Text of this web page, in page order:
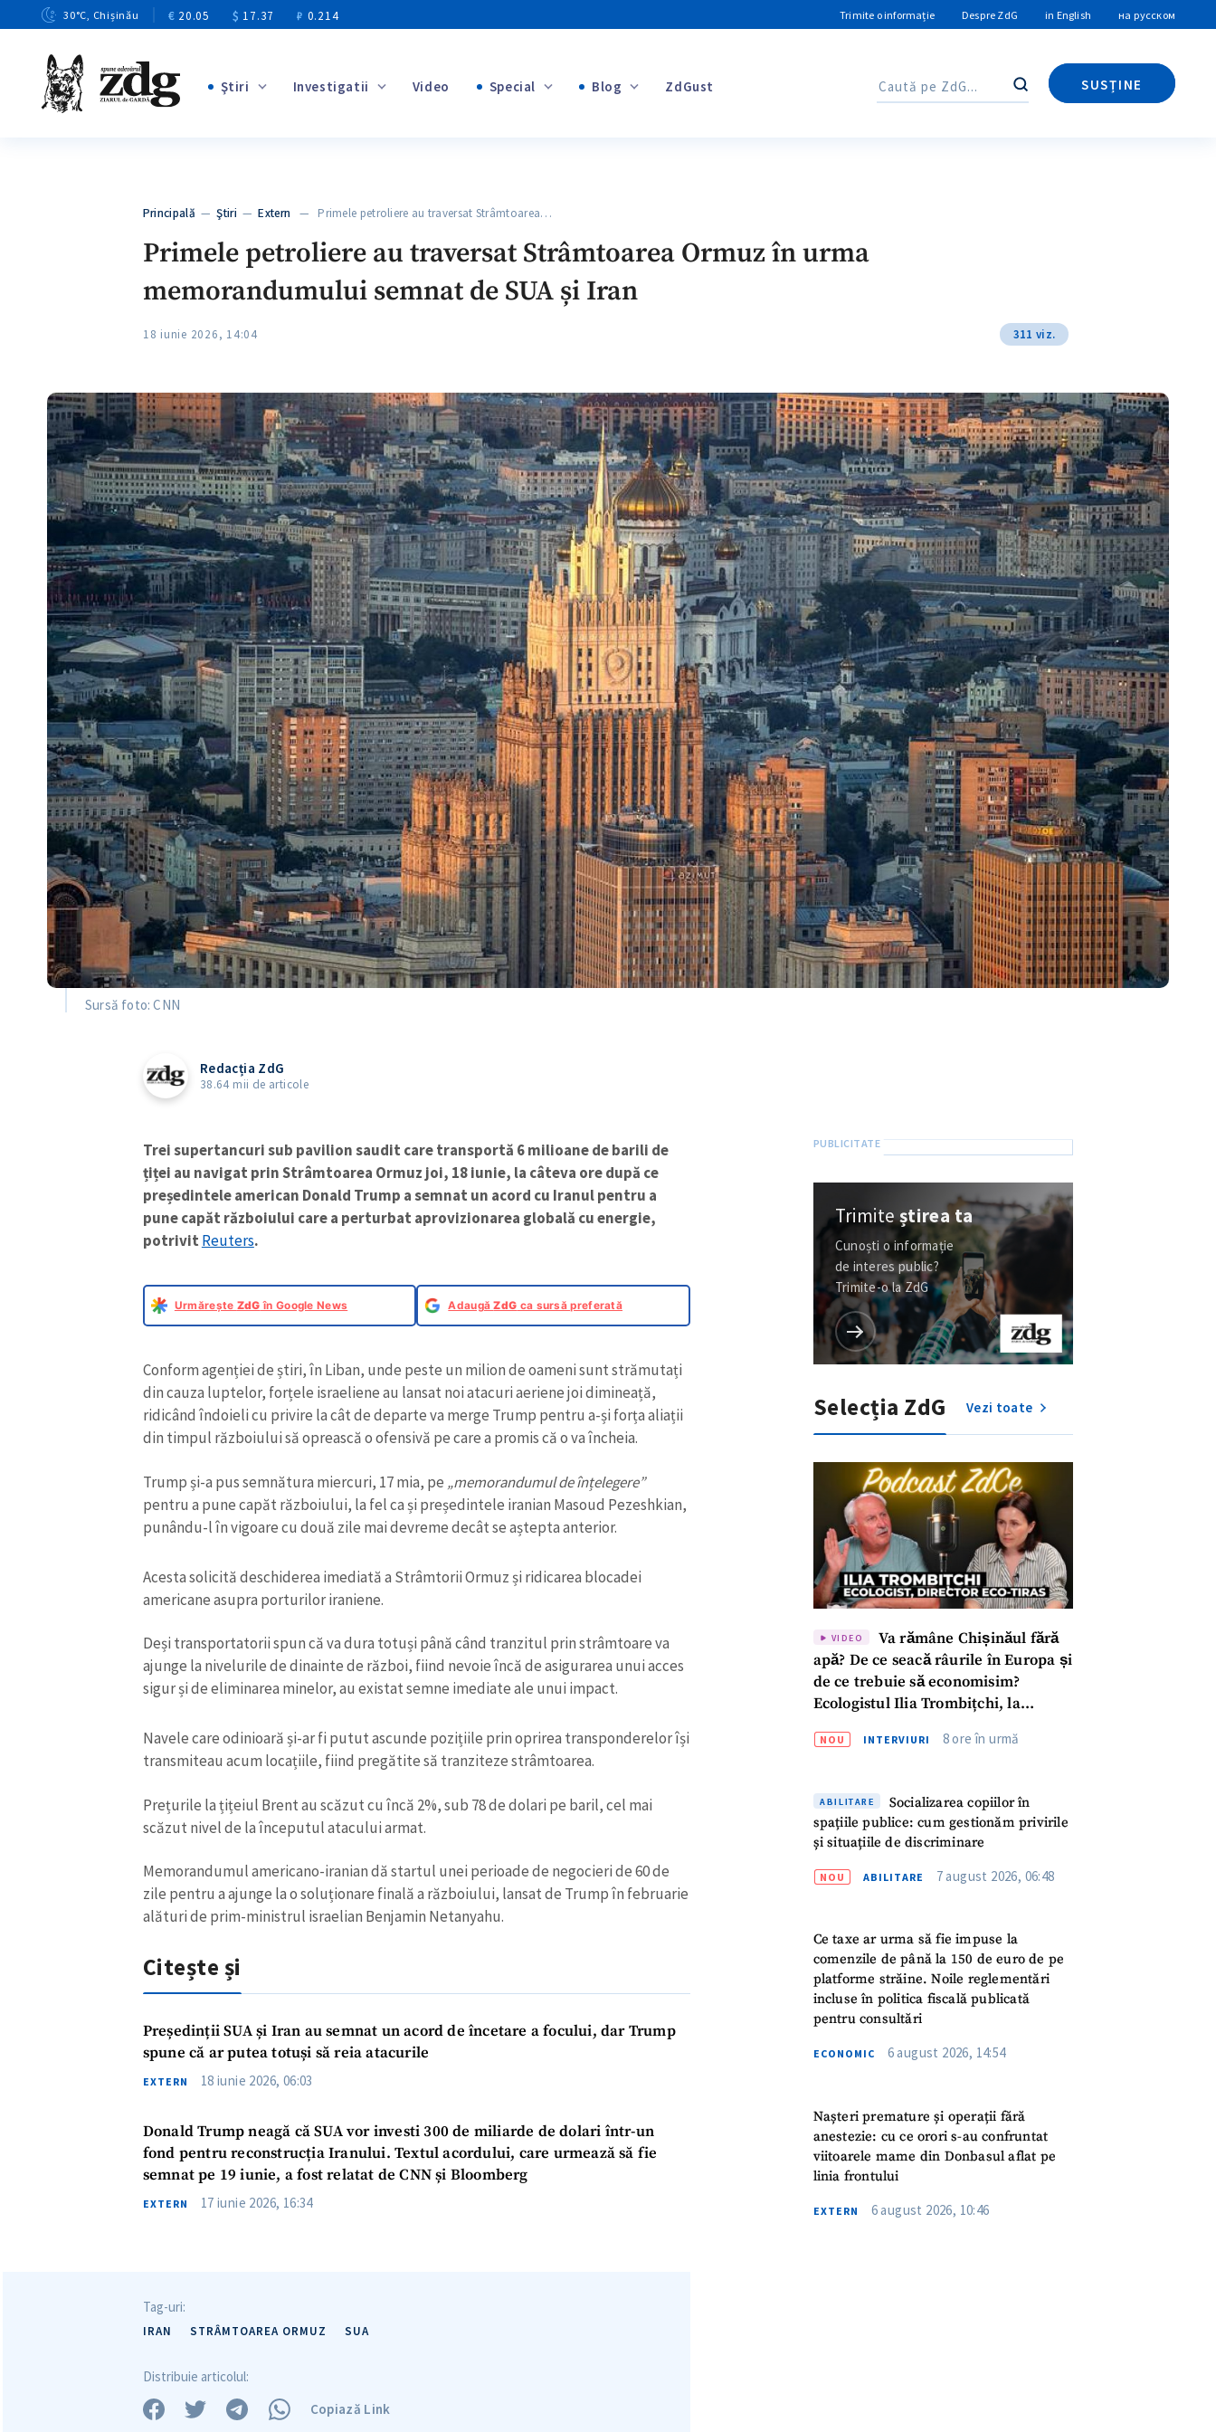
30°C, Chișinău € 20.05 $ 17.37 ₽ 0.214 Trimite o informație Despre ZdG in English на русском
Ştiri Investigatii Video Special Blog ZdGust Caută
SUSȚINE
Caută
Principală —Ştiri —Extern — Primele petroliere au traversat Strâmtoarea…
Primele petroliere au traversat Strâmtoarea Ormuz în urma
memorandumului semnat de SUA și Iran
18 iunie 2026, 14:04 311 viz.
Sursă foto: CNN
Redacția ZdG
38.64 mii de articole
Trei supertancuri sub pavilion saudit care transportă 6 milioane de barili de
țiței au navigat prin Strâmtoarea Ormuz joi, 18 iunie, la câteva ore după ce
președintele american Donald Trump a semnat un acord cu Iranul pentru a
pune capăt războiului care a perturbat aprovizionarea globală cu energie,
potrivit Reuters.
Urmărește ZdG în Google News AdaugăZdG ca sursă preferată
Conform agenției de știri, în Liban, unde peste un milion de oameni sunt strămutați
din cauza luptelor, forțele israeliene au lansat noi atacuri aeriene joi dimineață,
ridicând îndoieli cu privire la cât de departe va merge Trump pentru a-și forța aliații
din timpul războiului să oprească o ofensivă pe care a promis că o va încheia.
Trump și-a pus semnătura miercuri, 17 mia, pe „memorandumul de înțelegere”
pentru a pune capăt războiului, la fel ca și președintele iranian Masoud Pezeshkian,
punându-l în vigoare cu două zile mai devreme decât se aștepta anterior.
Acesta solicită deschiderea imediată a Strâmtorii Ormuz și ridicarea blocadei
americane asupra porturilor iraniene.
Deși transportatorii spun că va dura totuși până când tranzitul prin strâmtoare va
ajunge la nivelurile de dinainte de război, fiind nevoie încă de asigurarea unui acces
sigur și de eliminarea minelor, au existat semne imediate ale unui impact.
Navele care odinioară și-ar fi putut ascunde pozițiile prin oprirea transponderelor își
transmiteau acum locațiile, fiind pregătite să tranziteze strâmtoarea.
Prețurile la țițeiul Brent au scăzut cu încă 2%, sub 78 de dolari pe baril, cel mai
scăzut nivel de la începutul atacului armat.
Memorandumul americano-iranian dă startul unei perioade de negocieri de 60 de
zile pentru a ajunge la o soluționare finală a războiului, lansat de Trump în februarie
alături de prim-ministrul israelian Benjamin Netanyahu.
Citește și
Președinții SUA și Iran au semnat un acord de încetare a focului, dar Trump
spune că ar putea totuși să reia atacurile
EXTERN 18 iunie 2026, 06:03
Donald Trump neagă că SUA vor investi 300 de miliarde de dolari într-un
fond pentru reconstrucția Iranului. Textul acordului, care urmează să fie
semnat pe 19 iunie, a fost relatat de CNN și Bloomberg
EXTERN 17 iunie 2026, 16:34
Tag-uri:
IRAN STRÂMTOAREA ORMUZ SUA
Distribuie articolul:
Copiază Link
Trimiteștirea ta
Cunoști o informație
de interes public?
Trimite-o la ZdG
Selecția ZdG Vezi toate
VIDEO
Va rămâne Chișinăul fără
apă? De ce seacă râurile în Europa și
de ce trebuie să economisim?
Ecologistul Ilia Trombițchi, la
NOU INTERVIURI 8 ore în urmă
ABILITARE
Socializarea copiilor în
spațiile publice: cum gestionăm privirile
și situațiile de discriminare
NOU ABILITARE 7 august 2026, 06:48
Ce taxe ar urma să fie impuse la
comenzile de până la 150 de euro de pe
platforme străine. Noile reglementări
incluse în politica fiscală publicată
pentru consultări
ECONOMIC 6 august 2026, 14:54
Nașteri premature și operații fără
anestezie: cu ce orori s-au confruntat
viitoarele mame din Donbasul aflat pe
linia frontului
EXTERN 6 august 2026, 10:46
ȘTIREA MEA
Fotografie + Încarcă imagine
Link media
Mesajul știrei + Mesajul știrei
+ Numele meu
+ Emailul meu
Am citit și sunt de acord cupolitica de
TRIMITE ȘTIREA